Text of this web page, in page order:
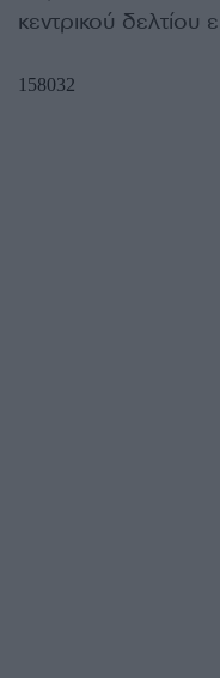
κεντρικού